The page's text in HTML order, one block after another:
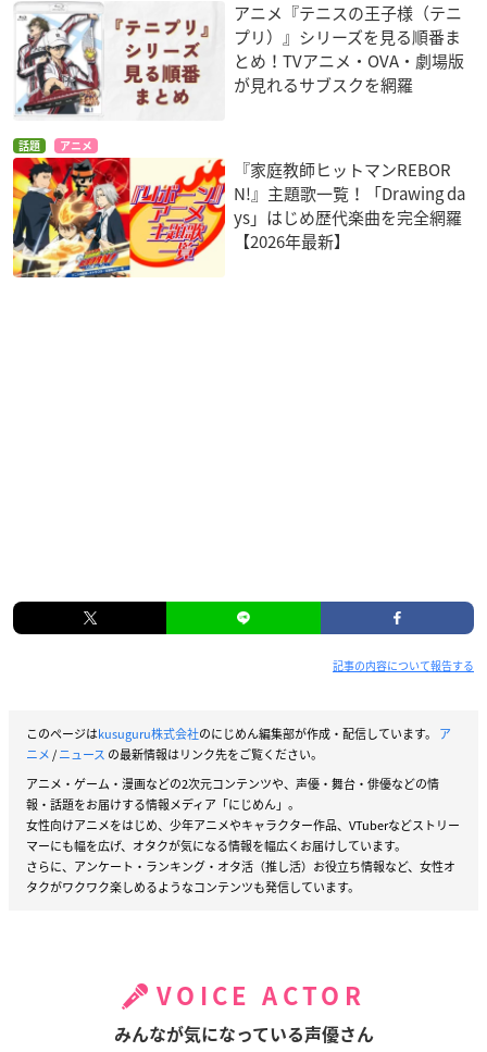
アニメ『テニスの王子様（テニ
プリ）』シリーズを見る順番ま
とめ！TVアニメ・OVA・劇場版
が見れるサブスクを網羅
話題 アニメ
『家庭教師ヒットマンREBOR
N!』主題歌一覧！「Drawing da
ys」はじめ歴代楽曲を完全網羅
【2026年最新】
記事の内容について報告する
このページはkusuguru株式会社のにじめん編集部が作成・配信しています。 ア
ニメ/ニュース の最新情報はリンク先をご覧ください。
アニメ・ゲーム・漫画などの2次元コンテンツや、声優・舞台・俳優などの情
報・話題をお届けする情報メディア「にじめん」。
女性向けアニメをはじめ、少年アニメやキャラクター作品、VTuberなどストリー
マーにも幅を広げ、オタクが気になる情報を幅広くお届けしています。
さらに、アンケート・ランキング・オタ活（推し活）お役立ち情報など、女性オ
タクがワクワク楽しめるようなコンテンツも発信しています。
VOICE ACTOR
みんなが気になっている声優さん